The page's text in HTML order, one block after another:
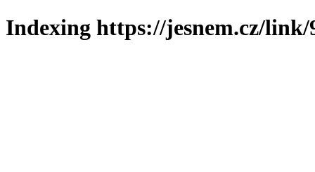
Indexing https://jesnem.cz/link/